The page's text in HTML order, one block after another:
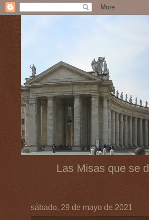
Las Misas que se
sábado, 29 de mayo de 2021